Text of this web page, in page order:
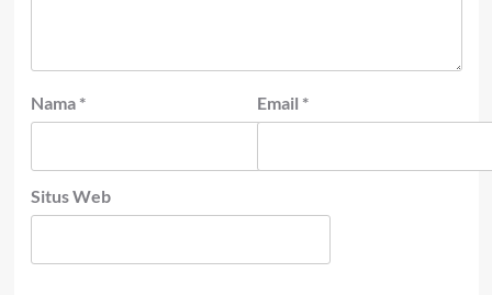
Nama * Email *
Situs Web